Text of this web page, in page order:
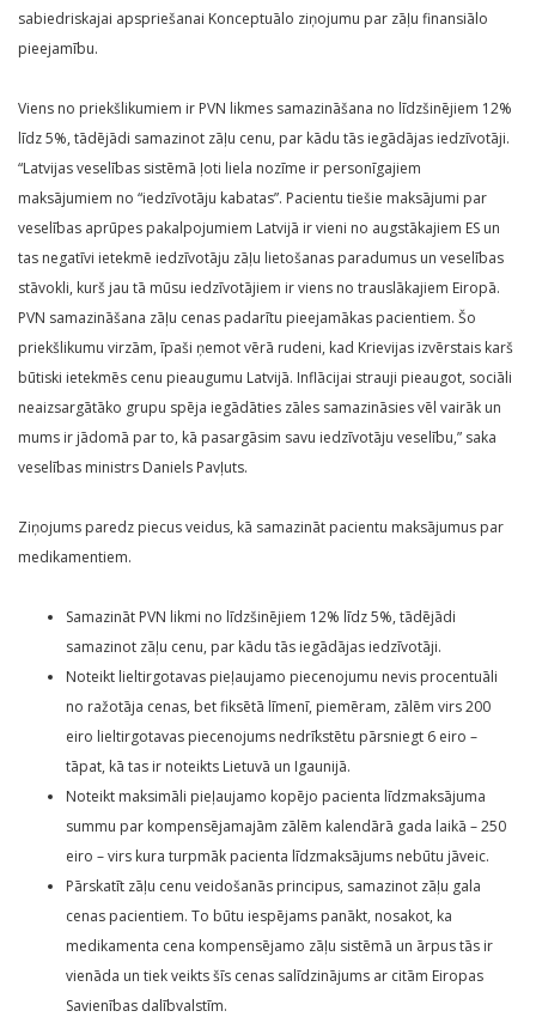
sabiedriskajai apspriešanai Konceptuālo ziņojumu par zāļu finansiālo
pieejamību.
Viens no priekšlikumiem ir PVN likmes samazināšana no līdzšinējiem 12%
līdz 5%, tādējādi samazinot zāļu cenu, par kādu tās iegādājas iedzīvotāji.
“Latvijas veselības sistēmā ļoti liela nozīme ir personīgajiem
maksājumiem no “iedzīvotāju kabatas”. Pacientu tiešie maksājumi par
veselības aprūpes pakalpojumiem Latvijā ir vieni no augstākajiem ES un
tas negatīvi ietekmē iedzīvotāju zāļu lietošanas paradumus un veselības
stāvokli, kurš jau tā mūsu iedzīvotājiem ir viens no trauslākajiem Eiropā.
PVN samazināšana zāļu cenas padarītu pieejamākas pacientiem. Šo
priekšlikumu virzām, īpaši ņemot vērā rudeni, kad Krievijas izvērstais karš
būtiski ietekmēs cenu pieaugumu Latvijā. Inflācijai strauji pieaugot, sociāli
neaizsargātāko grupu spēja iegādāties zāles samazināsies vēl vairāk un
mums ir jādomā par to, kā pasargāsim savu iedzīvotāju veselību,” saka
veselības ministrs Daniels Pavļuts.
Ziņojums paredz piecus veidus, kā samazināt pacientu maksājumus par
medikamentiem.
Samazināt PVN likmi no līdzšinējiem 12% līdz 5%, tādējādi
samazinot zāļu cenu, par kādu tās iegādājas iedzīvotāji.
Noteikt lieltirgotavas pieļaujamo piecenojumu nevis procentuāli
no ražotāja cenas, bet fiksētā līmenī, piemēram, zālēm virs 200
eiro lieltirgotavas piecenojums nedrīkstētu pārsniegt 6 eiro –
tāpat, kā tas ir noteikts Lietuvā un Igaunijā.
Noteikt maksimāli pieļaujamo kopējo pacienta līdzmaksājuma
summu par kompensējamajām zālēm kalendārā gada laikā – 250
eiro – virs kura turpmāk pacienta līdzmaksājums nebūtu jāveic.
Pārskatīt zāļu cenu veidošanās principus, samazinot zāļu gala
cenas pacientiem. To būtu iespējams panākt, nosakot, ka
medikamenta cena kompensējamo zāļu sistēmā un ārpus tās ir
vienāda un tiek veikts šīs cenas salīdzinājums ar citām Eiropas
Savienības dalībvalstīm.